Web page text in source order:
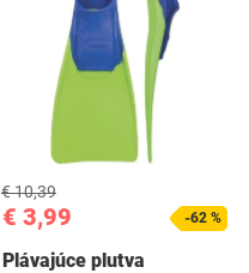
€ 3,99
€ 10,39
-62 %
Plávajúce plutva